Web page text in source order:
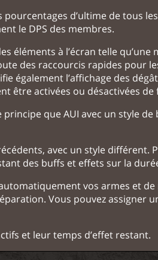
pourcentages d’ultime de tous
le DPS des membres.
éléments à l’écran telle
des raccourcis rapides pour
également l’affichage des
être activées ou désactivées
que AUI avec un style
avec un style différent.
des buffs et effets sur la
vos armes et
Vous pouvez assigner
et leur temps d’effet restant.